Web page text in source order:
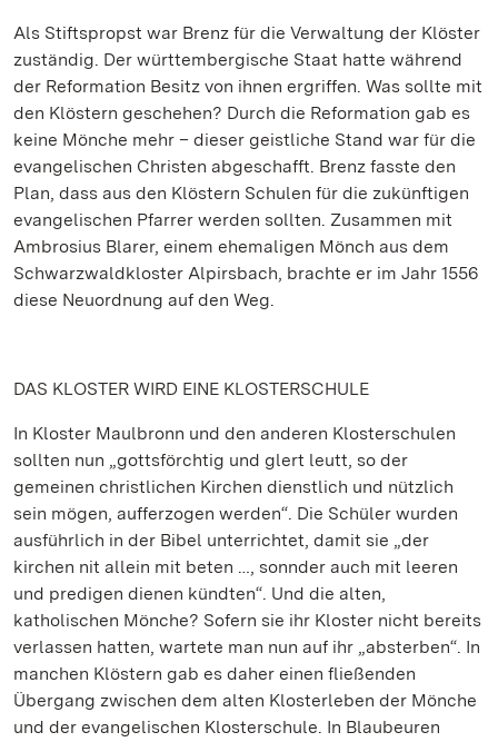
Als Stiftspropst war Brenz für die Verwaltung der Klöster
zuständig. Der württembergische Staat hatte während
der Reformation Besitz von ihnen ergriffen. Was sollte mit
den Klöstern geschehen? Durch die Reformation gab es
keine Mönche mehr – dieser geistliche Stand war für die
evangelischen Christen abgeschafft. Brenz fasste den
Plan, dass aus den Klöstern Schulen für die zukünftigen
evangelischen Pfarrer werden sollten. Zusammen mit
Ambrosius Blarer, einem ehemaligen Mönch aus dem
Schwarzwaldkloster Alpirsbach, brachte er im Jahr 1556
diese Neuordnung auf den Weg.
DAS KLOSTER WIRD EINE KLOSTERSCHULE
In Kloster Maulbronn und den anderen Klosterschulen
sollten nun „gottsförchtig und glert leutt, so der
gemeinen christlichen Kirchen dienstlich und nützlich
sein mögen, aufferzogen werden“. Die Schüler wurden
ausführlich in der Bibel unterrichtet, damit sie „der
kirchen nit allein mit beten …, sonnder auch mit leeren
und predigen dienen kündten“. Und die alten,
katholischen Mönche? Sofern sie ihr Kloster nicht bereits
verlassen hatten, wartete man nun auf ihr „absterben“. In
manchen Klöstern gab es daher einen fließenden
Übergang zwischen dem alten Klosterleben der Mönche
und der evangelischen Klosterschule. In Blaubeuren